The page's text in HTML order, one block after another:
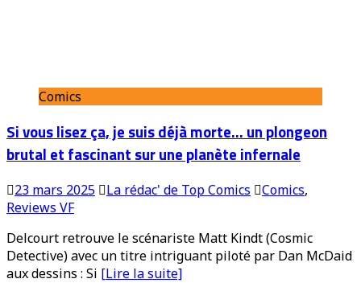
Comics
Si vous lisez ça, je suis déjà morte… un plongeon
brutal et fascinant sur une planète infernale
23 mars 2025 La rédac' de Top Comics Comics,
Reviews VF
Delcourt retrouve le scénariste Matt Kindt (Cosmic
Detective) avec un titre intriguant piloté par Dan McDaid
aux dessins : Si [Lire la suite]